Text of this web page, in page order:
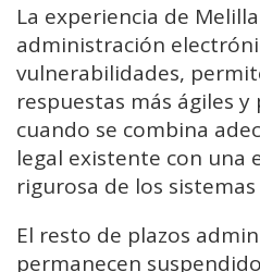
La experiencia de
administración
vulnerabilidades,
respuestas más ágiles
cuando se combina
legal existente con una
rigurosa de los
El resto de plazos
permanecen